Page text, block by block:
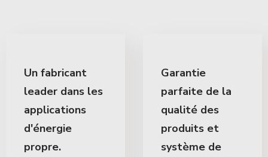
Un fabricant
leader dans les
applications
d'énergie
propre.
Garantie
parfaite de la
qualité des
produits et
système de